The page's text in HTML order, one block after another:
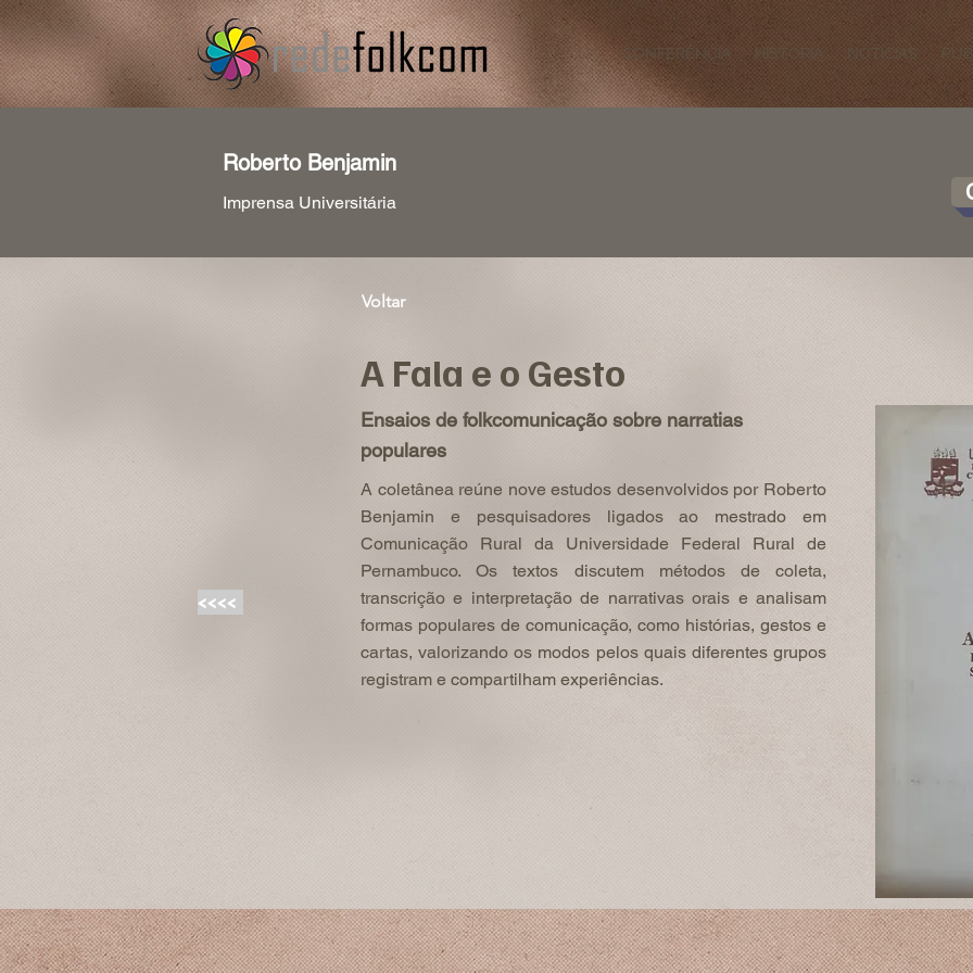
CONFERÊNCIA HISTÓRIA NOTÍCIAS
Roberto Benjamin
Imprensa Universitária
Voltar
<<<<
A Fala e o Gesto
Ensaios de folkcomunicação sobre narratias
populares
A coletânea reúne nove estudos desenvolvidos por Roberto
Benjamin e pesquisadores ligados ao mestrado em
Comunicação Rural da Universidade Federal Rural de
Pernambuco. Os textos discutem métodos de coleta,
transcrição e interpretação de narrativas orais e analisam
formas populares de comunicação, como histórias, gestos e
cartas, valorizando os modos pelos quais diferentes grupos
registram e compartilham experiências.